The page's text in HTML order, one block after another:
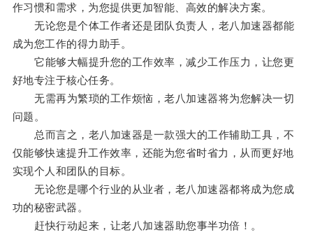
作习惯和需求，为您提供更加智能、高效的解决方案。
无论您是个体工作者还是团队负责人，老八加速器都能
成为您工作的得力助手。
它能够大幅提升您的工作效率，减少工作压力，让您更
好地专注于核心任务。
无需再为繁琐的工作烦恼，老八加速器将为您解决一切
问题。
总而言之，老八加速器是一款强大的工作辅助工具，不
仅能够快速提升工作效率，还能为您省时省力，从而更好地
实现个人和团队的目标。
无论您是哪个行业的从业者，老八加速器都将成为您成
功的秘密武器。
赶快行动起来，让老八加速器助您事半功倍！。